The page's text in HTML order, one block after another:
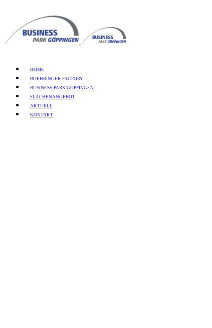
HOME
BOEHRINGER-FACTORY
BUSINESS-PARK GÖPPINGEN
FLÄCHENANGEBOT
AKTUELL
KONTAKT